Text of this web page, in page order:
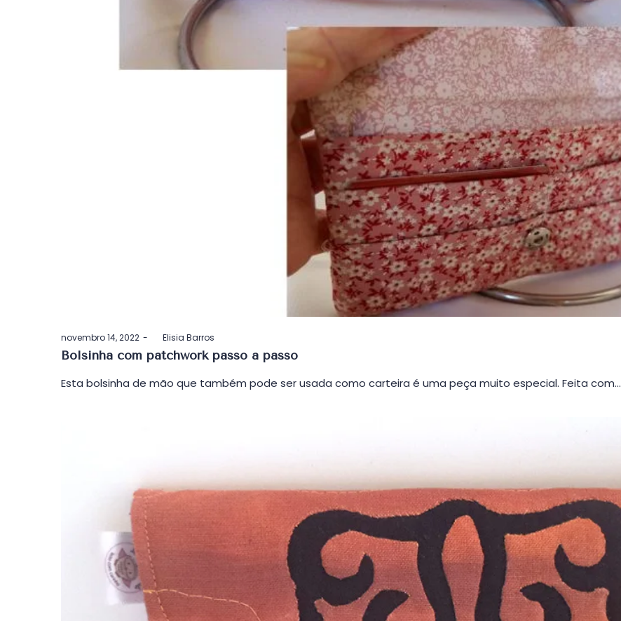
Postado
em
novembro 14, 2022 byElisia Barros
Bolsinha com patchwork passo a passo
Esta bolsinha de mão que também pode ser usada como carteira é uma peça muito especial. Feita com…